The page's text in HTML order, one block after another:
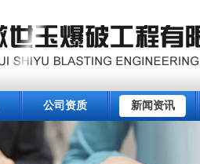
公司资质 新闻资讯